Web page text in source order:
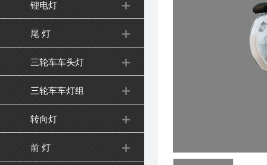
锂电灯
尾 灯
三轮车车头灯
三轮车车灯组
转向灯
前 灯